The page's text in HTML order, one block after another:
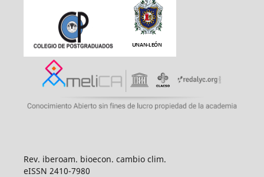
Rev. iberoam. bioecon. cambio clim.
eISSN 2410-7980